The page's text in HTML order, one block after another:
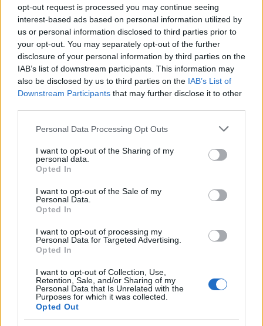
opt-out request is processed you may continue seeing
interest-based ads based on personal information utilized by
us or personal information disclosed to third parties prior to
your opt-out. You may separately opt-out of the further
disclosure of your personal information by third parties on the
IAB’s list of downstream participants. This information may
also be disclosed by us to third parties on the IAB’s List of
Downstream Participants that may further disclose it to other
Please note that this website/app uses one or more Google
not limited to your visit or usage behaviour. You may click to
grant or deny consent to Google and its third-party tags to
use your data for below specified purposes in below Google
consent section.
Personal Data Processing Opt Outs
I want to opt-out of the Sharing of my
personal data.
Opted In
I want to opt-out of the Sale of my
Personal Data.
Opted In
I want to opt-out of processing my
Personal Data for Targeted Advertising.
Opted In
I want to opt-out of Collection, Use,
Retention, Sale, and/or Sharing of my
Personal Data that Is Unrelated with the
Purposes for which it was collected.
Opted Out
Az Eight Mile viszont arra hivatkozik, hogy az
Aftermath nem köthet megállapodást a
számok digitális formátumú letöltéséről. Azt
ugyan elismerték Eminemék, hogy kaptak
szerzői jogdíjakat, de szerintük ez nem
tisztázza sem az Apple sem az Aftermath
helyzetét.
Zene Internet Bűn
EGY VÁLOGATOTT TÁRSASÁGRA”